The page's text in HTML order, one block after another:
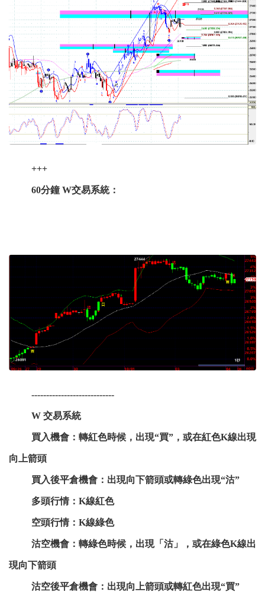
+++
60分鐘 W交易系統：
----------------------------
W 交易系統
買入機會：轉紅色時候，出現“買”，或在紅色K線出現
向上箭頭
買入後平倉機會：出現向下箭頭或轉綠色出現“沽”
多頭行情：K線紅色
空頭行情：K線綠色
沽空機會：轉綠色時候，出現「沽」，或在綠色K線出
現向下箭頭
沽空後平倉機會：出現向上箭頭或轉紅色出現“買”